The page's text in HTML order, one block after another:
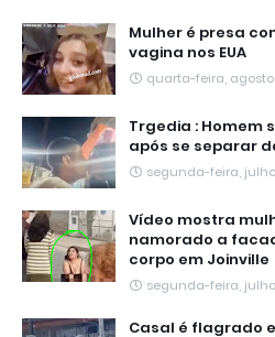
Mulher é presa
vagina nos EUA
quarta-feira, agosto
Trgedia : Homem
após se separar
segunda-feira,
Vídeo mostra
namorado a
corpo em Joinville
segunda-feira,
Casal é flagrado